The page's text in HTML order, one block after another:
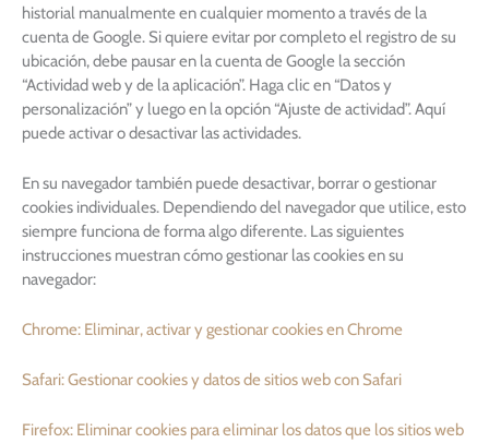
historial manualmente en cualquier momento a través de la
cuenta de Google. Si quiere evitar por completo el registro de su
ubicación, debe pausar en la cuenta de Google la sección
“Actividad web y de la aplicación”. Haga clic en “Datos y
personalización” y luego en la opción “Ajuste de actividad”. Aquí
puede activar o desactivar las actividades.
En su navegador también puede desactivar, borrar o gestionar
cookies individuales. Dependiendo del navegador que utilice, esto
siempre funciona de forma algo diferente. Las siguientes
instrucciones muestran cómo gestionar las cookies en su
navegador:
Chrome: Eliminar, activar y gestionar cookies en Chrome
Safari: Gestionar cookies y datos de sitios web con Safari
Firefox: Eliminar cookies para eliminar los datos que los sitios web